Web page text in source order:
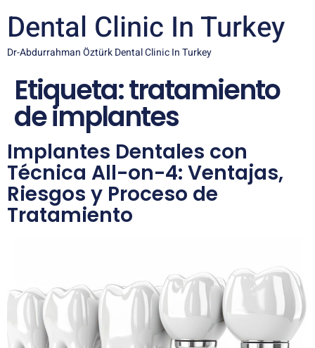
Dental Clinic In Turkey
Dr-Abdurrahman Öztürk Dental Clinic In Turkey
Etiqueta:tratamiento
de implantes
Implantes Dentales con
Técnica All-on-4: Ventajas,
Riesgos y Proceso de
Tratamiento